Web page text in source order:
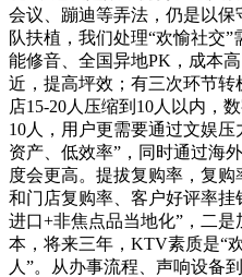
会议、蹦迪等弄法，仍是以保
队扶植，我们处理“欢愉社交
能修音、全国异地PK，成本
近，提高坪效；有三次环节
店15-20人压缩到10人以内，
10人，用户更需要通过文娱
资产、低效率”，同时通过海
度会更高。提拔复购率，复
和门店复购率、客户好评率
进口+非焦点品当地化”，二
本，将来三年，KTV素质是“
人”。从办事流程、声响设备